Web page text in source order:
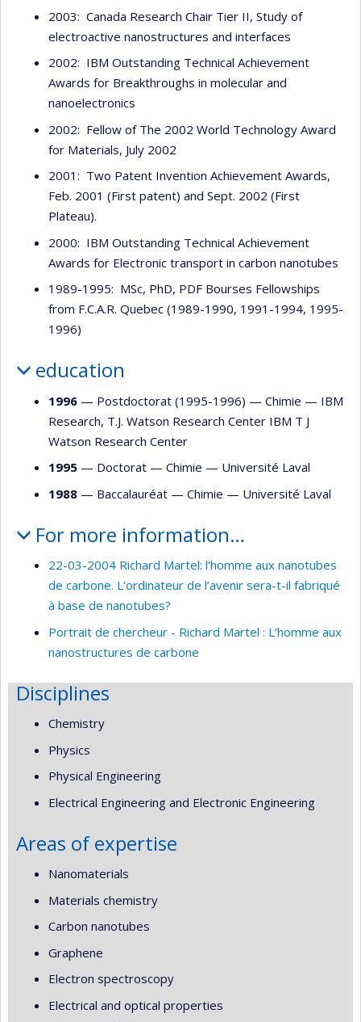
2003: Canada Research Chair Tier II, Study of
electroactive nanostructures and interfaces
2002: IBM Outstanding Technical Achievement
Awards for Breakthroughs in molecular and
nanoelectronics
2002: Fellow of The 2002 World Technology Award
for Materials, July 2002
2001: Two Patent Invention Achievement Awards,
Feb. 2001 (First patent) and Sept. 2002 (First
Plateau).
2000: IBM Outstanding Technical Achievement
Awards for Electronic transport in carbon nanotubes
1989-1995: MSc, PhD, PDF Bourses Fellowships
from F.C.A.R. Quebec (1989-1990, 1991-1994, 1995-
1996)
education
1996 — Postdoctorat (1995-1996) — Chimie — IBM
Research, T.J. Watson Research Center IBM T J
Watson Research Center
1995 — Doctorat — Chimie — Université Laval
1988 — Baccalauréat — Chimie — Université Laval
For more information…
22-03-2004 Richard Martel: l'homme aux nanotubes
de carbone. L’ordinateur de l’avenir sera-t-il fabriqué
à base de nanotubes?
Portrait de chercheur - Richard Martel : L’homme aux
nanostructures de carbone
Disciplines
Chemistry
Physics
Physical Engineering
Electrical Engineering and Electronic Engineering
Areas of expertise
Nanomaterials
Materials chemistry
Carbon nanotubes
Graphene
Electron spectroscopy
Electrical and optical properties